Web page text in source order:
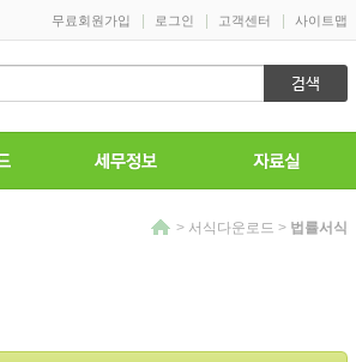
> 서식다운로드 > 법률서식